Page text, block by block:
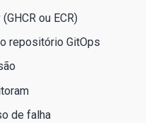
ou ECR)
repositório GitOps
de falha